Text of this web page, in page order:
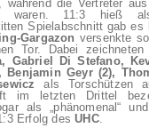
während die Vertreter
waren. 11:3 hieß
Spielabschnitt gab es
Gargazon versenkte
Tor. Dabei zeichneten
Gabriel Di Stefano,
Benjamin Geyr (2),
als Torschützen
im letzten Drittel
als „phänomenal“
Erfolg desUHC.